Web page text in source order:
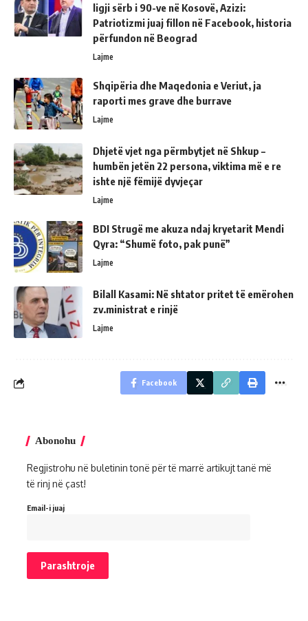
ligji sërb i 90-ve në Kosovë, Azizi:
Patriotizmi juaj fillon në Facebook, historia
përfundon në Beograd
Lajme
Shqipëria dhe Maqedonia e Veriut, ja
raporti mes grave dhe burrave
Lajme
Dhjetë vjet nga përmbytjet në Shkup –
humbën jetën 22 persona, viktima më e re
ishte një fëmijë dyvjeçar
Lajme
BDI Strugë me akuza ndaj kryetarit Mendi
Qyra: “Shumë foto, pak punë”
Lajme
Bilall Kasami: Në shtator pritet të emërohen
zv.ministrat e rinjë
Lajme
Facebook
Abonohu
Regjistrohu në buletinin tonë për të marrë artikujt tanë më
të rinj në çast!
Email-i juaj